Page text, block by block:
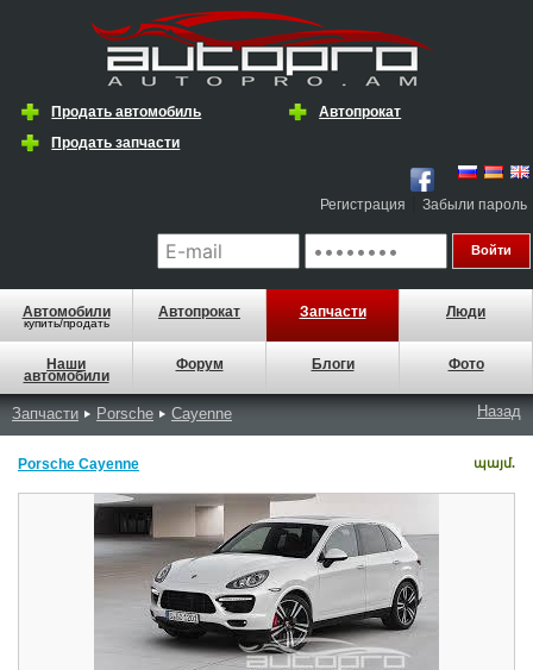
Продать автомобиль
Автопрокат
Продать запчасти
Регистрация Забыли пароль
Автомобили
купить/продать
Автопрокат Запчасти Люди
Наши
автомобили
Форум Блоги Фото
Запчасти Porsche Cayenne Назад
Porsche Cayenne պայմ.